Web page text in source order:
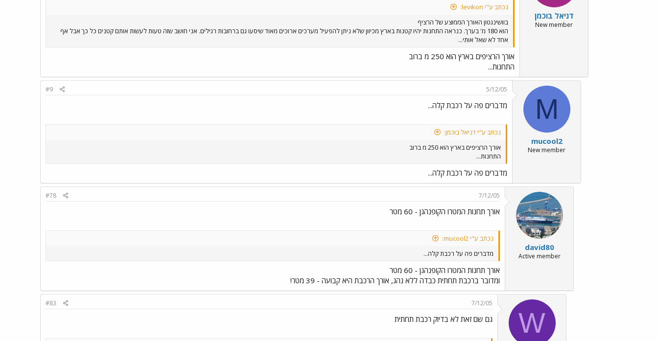
דניאל בוכמן
New member
נכתב ע"י levikon:
בוושינגטון האורך הממוצע של הרציף
הוא 180 מ' בערך. כנראה התחנות יהיו קטנות בארץ מכיוון שלא ניתן להפעיל מערכים ארוכים מאוד שיסעו גם ברחובות רגילים. אני חושב שזה טעות לעשות אותם קטנים כל כך אבל אף
אחד לא שאל אותי...
אורך הרציפים בארץ הוא 250 מ ברוב
התחנות...
M
mucool2
New member
5/12/05
#9
מדברים פה על רכבת קלה...
נכתב ע"י דניאל בוכמן:
אורך הרציפים בארץ הוא 250 מ ברוב
התחנות...
מדברים פה על רכבת קלה...
david80
Active member
7/12/05
#78
אורך תחנות המטרו הקופנהגן - 60 מטר
נכתב ע"י mucool2:
מדברים פה על רכבת קלה...
אורך תחנות המטרו הקופנהגן - 60 מטר
ומדובר ברכבת תחתית כבדה ללא נהג, אורך הרכבת היא קבועה - 39 מטר!
W
7/12/05
#83
גם שם זאת לא בדיוק רכבת תחתית